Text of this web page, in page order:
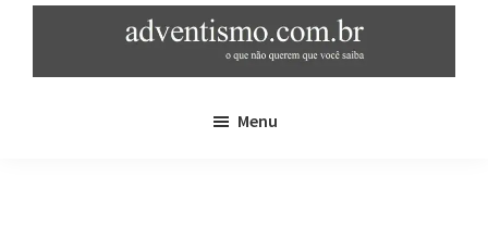
main
sidebar
Menu